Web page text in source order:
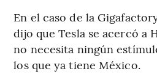
En el caso de la
dijo que Tesla se acercó a
no necesita ningún
los que ya tiene México.